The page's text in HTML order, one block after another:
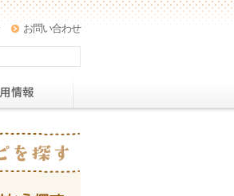
お問い合わせ